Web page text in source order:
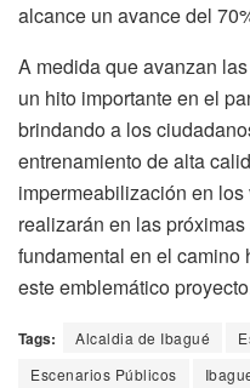
alcance un avance del
A medida que avanzan
un hito importante en el
brindando a los
entrenamiento de alta
impermeabilización en
realizarán en las
fundamental en el
este emblemático
Tags: Alcaldia de Ibagué
Escenarios Públicos